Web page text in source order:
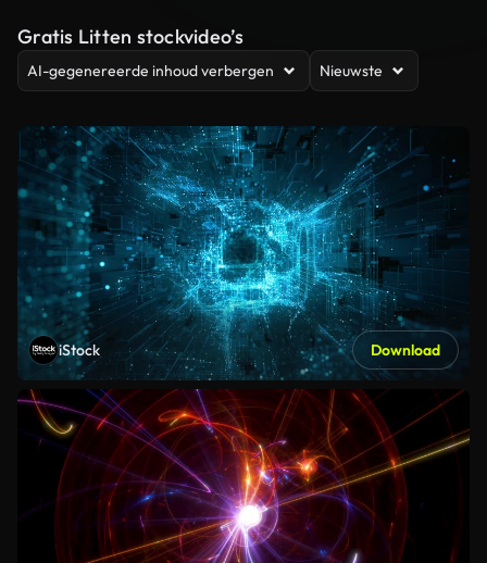
Gratis Litten stockvideo’s
AI-gegenereerde inhoud verbergen Nieuwste
iStock Download